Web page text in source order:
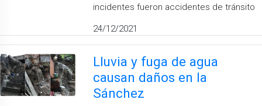
incidentes fueron accidentes de tránsito
24/12/2021
Lluvia y fuga de agua
causan daños en la
Sánchez